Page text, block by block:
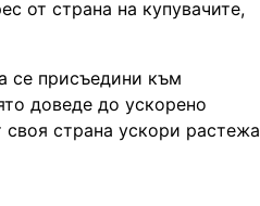
от страна на купувачите,
се присъедини към
доведе до ускорено
своя страна ускори растежа